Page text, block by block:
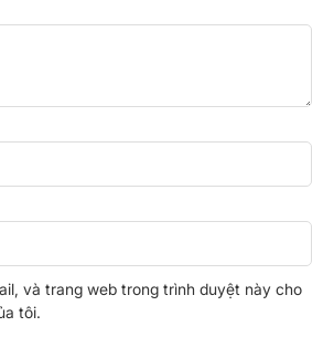
: Chọn góc độ lên/xuống theo độ rộng
sạch, máy sẽ tự vệ sinh khô trong vòng 2
khô và hạn chế nấm mốc
và trang web trong trình duyệt này cho
tôi.